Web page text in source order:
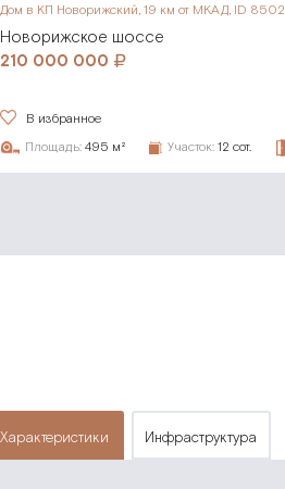
Дом в КП Новорижский,19 км от МКАД, ID 8502
Новорижское шоссе
210 000 000
В избранное
Площадь: 495 м² Участок: 12 сот.
характеристики инфраструктура